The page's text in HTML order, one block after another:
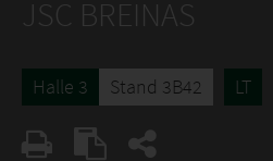
JSC BREINAS
Halle 3 Stand 3B42 LT